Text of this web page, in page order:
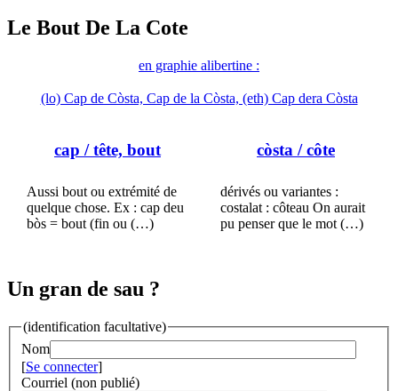
Le Bout De La Cote
en graphie alibertine :
(lo) Cap de Còsta, Cap de la Còsta, (eth) Cap dera Còsta
cap / tête, bout
Aussi bout ou extrémité de
quelque chose. Ex : cap deu
bòs = bout (fin ou (…)
còsta / côte
dérivés ou variantes :
costalat : côteau On aurait
pu penser que le mot (…)
Un gran de sau ?
(identification facultative)
Nom
[Se connecter]
Courriel (non publié)